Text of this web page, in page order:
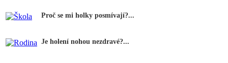
Proč se mi holky posmívají?...
Je holení nohou nezdravé?...